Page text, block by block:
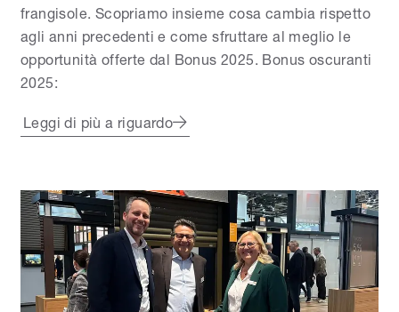
frangisole. Scopriamo insieme cosa cambia rispetto
agli anni precedenti e come sfruttare al meglio le
opportunità offerte dal Bonus 2025. Bonus oscuranti
2025:
Leggi di più a riguardo